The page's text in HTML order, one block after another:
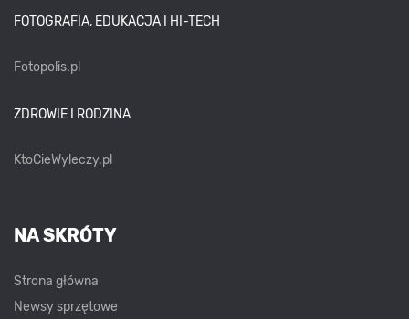
FOTOGRAFIA, EDUKACJA I HI-TECH
Fotopolis.pl
ZDROWIE I RODZINA
KtoCieWyleczy.pl
NA SKRÓTY
Strona główna
Newsy sprzętowe